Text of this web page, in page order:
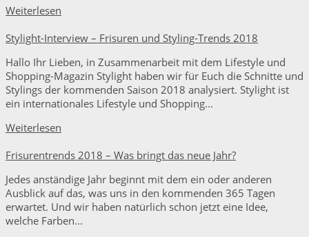
Weiterlesen
Stylight-Interview – Frisuren und Styling-Trends 2018
Hallo Ihr Lieben, in Zusammenarbeit mit dem Lifestyle und
Shopping-Magazin Stylight haben wir für Euch die Schnitte und
Stylings der kommenden Saison 2018 analysiert. Stylight ist
ein internationales Lifestyle und Shopping...
Weiterlesen
Frisurentrends 2018 – Was bringt das neue Jahr?
Jedes anständige Jahr beginnt mit dem ein oder anderen
Ausblick auf das, was uns in den kommenden 365 Tagen
erwartet. Und wir haben natürlich schon jetzt eine Idee,
welche Farben...